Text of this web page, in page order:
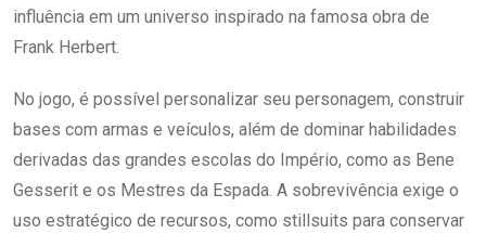
influência em um universo inspirado na famosa obra de
Frank Herbert.
No jogo, é possível personalizar seu personagem, construir
bases com armas e veículos, além de dominar habilidades
derivadas das grandes escolas do Império, como as Bene
Gesserit e os Mestres da Espada. A sobrevivência exige o
uso estratégico de recursos, como stillsuits para conservar